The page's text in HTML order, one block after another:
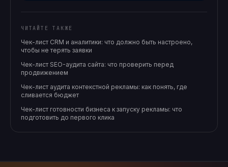
ЧИТАЙТЕ ТАКЖЕ
Чек-лист CRM и аналитики: что должно быть настроено,
чтобы не терять заявки
Чек-лист SEO-аудита сайта: что проверить перед
продвижением
Чек-лист аудита контекстной рекламы: как понять, где
сливается бюджет
Чек-лист готовности бизнеса к запуску рекламы: что
подготовить до первого клика